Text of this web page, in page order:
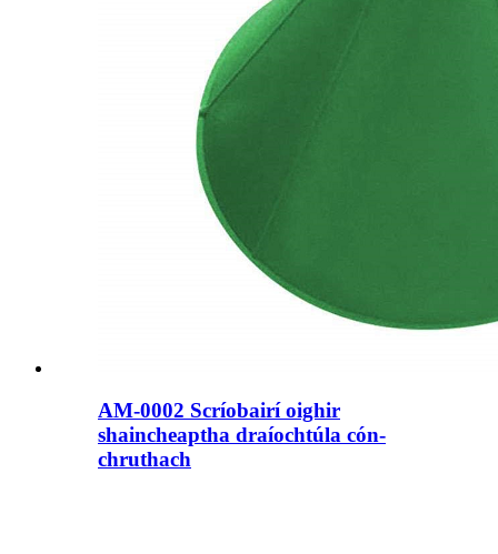
AM-0002 Scríobairí oighir
shaincheaptha draíochtúla cón-
chruthach